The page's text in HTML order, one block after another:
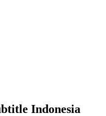
Indonesia